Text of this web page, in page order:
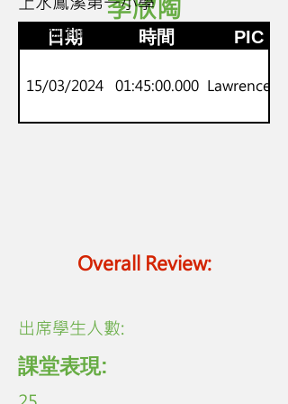
李欣陶
日期 時間 PIC
15/03/2024 01:45:00.000 Lawrence Lo
Overall Review:
神探伽利略
​出席學生人數:
課堂表現: